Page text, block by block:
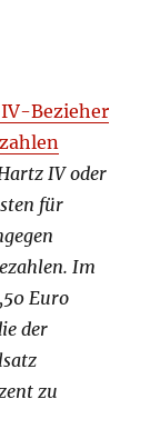
Bezieher
IV oder
für
Im
Euro
der
zu